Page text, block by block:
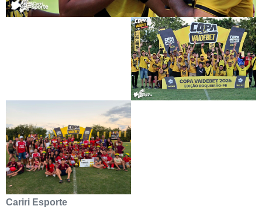
Cariri Esporte